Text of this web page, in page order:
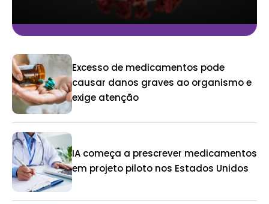
Excesso de medicamentos pode
causar danos graves ao organismo e
exige atenção
IA começa a prescrever medicamentos
em projeto piloto nos Estados Unidos